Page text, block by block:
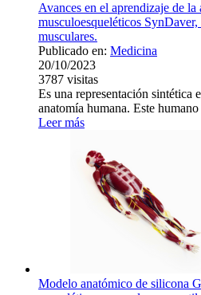
Avances en el aprendizaje de
musculoesqueléticos
musculares.
Publicado en: Medicina
20/10/2023
3787 visitas
Es una representación sintética
anatomía humana. Este
Leer más
Modelo anatómico de silicona